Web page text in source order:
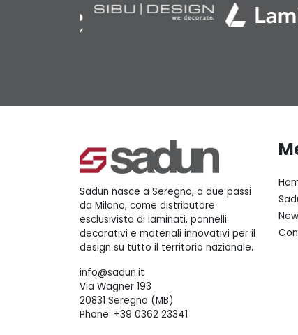
Sadun nasce a Seregno, a due passi
da Milano, come distributore
esclusivista di laminati, pannelli
decorativi e materiali innovativi per il
design su tutto il territorio nazionale.
info@sadun.it
Via Wagner 193
20831 Seregno (MB)
Phone: +39 0362 23341